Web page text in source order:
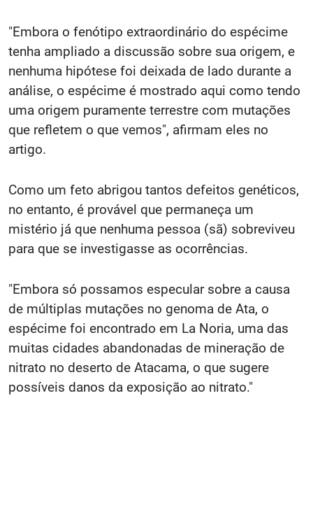
"Embora o fenótipo extraordinário do espécime
tenha ampliado a discussão sobre sua origem, e
nenhuma hipótese foi deixada de lado durante a
análise, o espécime é mostrado aqui como tendo
uma origem puramente terrestre com mutações
que refletem o que vemos", afirmam eles no
artigo.
Como um feto abrigou tantos defeitos genéticos,
no entanto, é provável que permaneça um
mistério já que nenhuma pessoa (sã) sobreviveu
para que se investigasse as ocorrências.
"Embora só possamos especular sobre a causa
de múltiplas mutações no genoma de Ata, o
espécime foi encontrado em La Noria, uma das
muitas cidades abandonadas de mineração de
nitrato no deserto de Atacama, o que sugere
possíveis danos da exposição ao nitrato."